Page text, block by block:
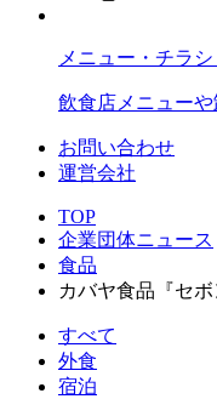
メニュー・チラシ
飲食店メニュー
お問い合わせ
運営会社
TOP
企業団体ニュース
食品
カバヤ食品『セ
すべて
外食
宿泊